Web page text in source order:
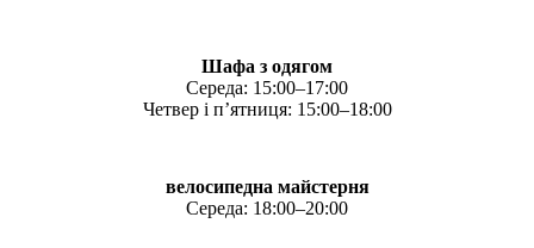
Шафа з одягом
Середа: 15:00–17:00
Четвер і п’ятниця: 15:00–18:00
велосипедна майстерня
Середа: 18:00–20:00